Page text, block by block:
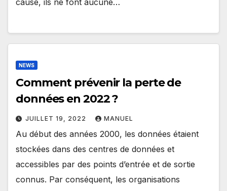
cause, ils ne font aucune…
NEWS
Comment prévenir la perte de
données en 2022 ?
JUILLET 19, 2022 MANUEL
Au début des années 2000, les données étaient
stockées dans des centres de données et
accessibles par des points d’entrée et de sortie
connus. Par conséquent, les organisations